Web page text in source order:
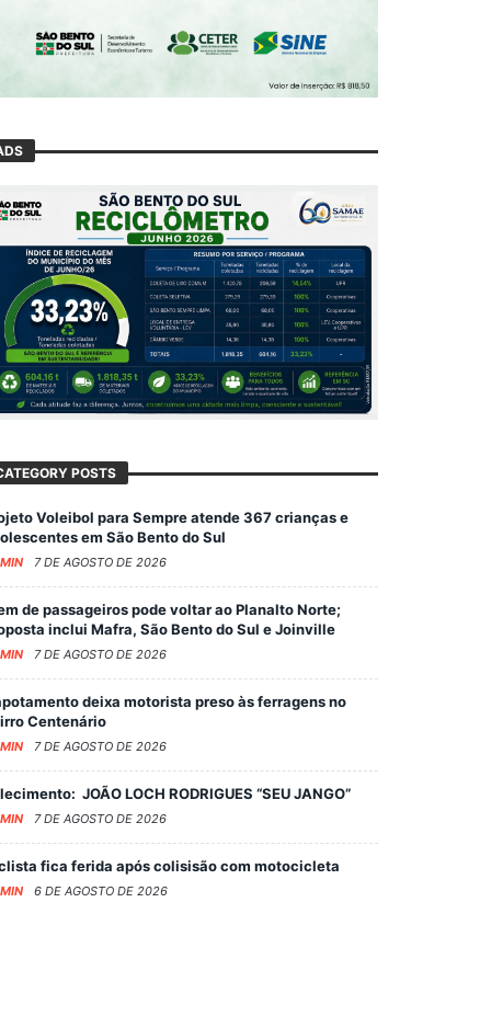
POSTS
Voleibol para Sempre atende 367 crianças e
em São Bento do Sul
7 DE AGOSTO DE 2026
de passageiros pode voltar ao Planalto Norte;
inclui Mafra, São Bento do Sul e Joinville
7 DE AGOSTO DE 2026
deixa motorista preso às ferragens no
Centenário
7 DE AGOSTO DE 2026
JOÃO LOCH RODRIGUES “SEU JANGO”
7 DE AGOSTO DE 2026
fica ferida após colisisão com motocicleta
6 DE AGOSTO DE 2026